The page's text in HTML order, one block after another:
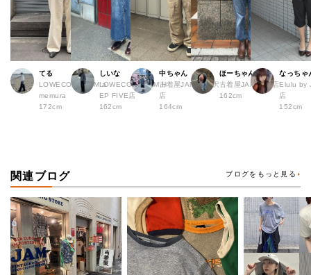
てる
LOWECO by JAM a
memura
172cm
しいな
LOWECO by JAM H
EP FIVE店
162cm
中ちゃん
古着屋JAM 下北沢
店
164cm
ほーちゃん
古着屋JAM 広島店
162cm
なっちゃ
Elulu by
店
152cm
関連ブログ ブログをもっと見る